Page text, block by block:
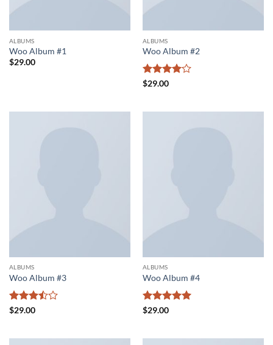
ALBUMS
Woo Album #1
$29.00
ALBUMS
Woo Album #2
5
$29.00
ALBUMS
Woo Album #3
5
aldı
$29.00
ALBUMS
Woo Album #4
5 üzerinden
$29.00